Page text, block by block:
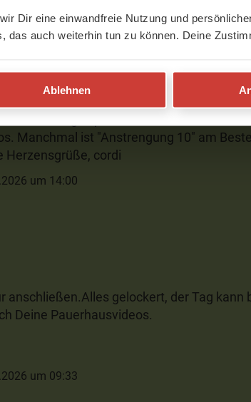
Dir eine einwandfreie Nutzung und
das auch weiterhin tun zu können. Deine
Ablehnen
am Mittag super wohltuend! Ich liebe
Manchmal ist "Anstrengung 10" am
Herzensgrüße, cordi
um 14:00
anschließen.Alles gelockert, der Tag kann
Deine Pauerhausvideos.
um 09:33